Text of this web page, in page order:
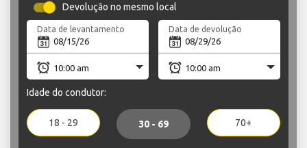
Devolução no mesmo local
Data de levantamento Data de devolução
Idade do condutor:
18 - 29 30 - 69 70+